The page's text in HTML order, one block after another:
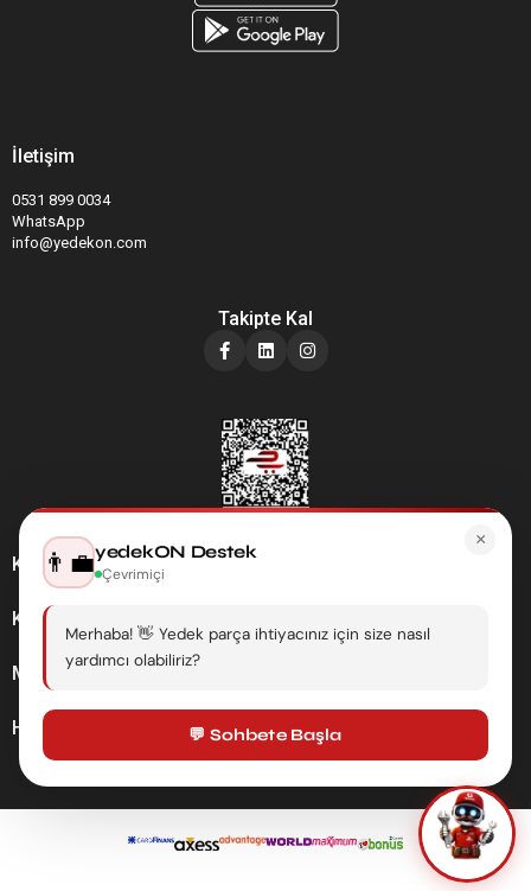
İletişim
0531 899 0034
WhatsApp
info@yedekon.com
Takipte Kal
Kategoriler
Kurumsal
Müşteri Hizmetleri
Hesabım
×
👨‍💼yedekON Destek
Çevrimiçi
Merhaba! 👋 Yedek parça ihtiyacınız için size nasıl
yardımcı olabiliriz?
💬 Sohbete Başla